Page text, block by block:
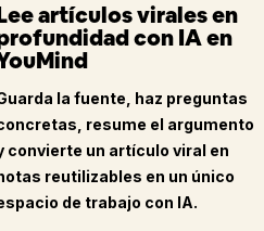
artículos virales en
con IA en
la fuente, haz preguntas
resume el argumento
convierte un artículo viral en
reutilizables en un único
de trabajo con IA.